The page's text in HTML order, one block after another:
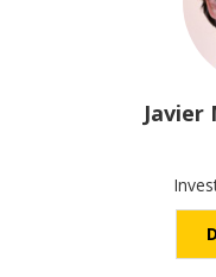
Javier